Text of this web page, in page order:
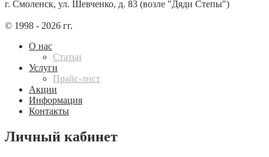
г. Смоленск, ул. Шевченко, д. 83 (возле "Дяди Степы")
© 1998 - 2026 гг.
О нас
Статьи
Услуги
Прайс-лист
Акции
Информация
Контакты
Личный кабинет